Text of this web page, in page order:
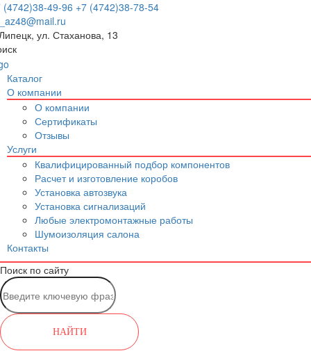
(4742)38-49-96 +7 (4742)38-78-54
ул. Стаханова, 13
Каталог
О компании
О компании
Сертификаты
Отзывы
Услуги
Квалифицированный подбор компонентов
Расчет и изготовление коробов
Установка автозвука
Установка сигнализаций
Любые электромонтажные работы
Шумоизоляция салона
Контакты
Поиск по сайту
НАЙТИ